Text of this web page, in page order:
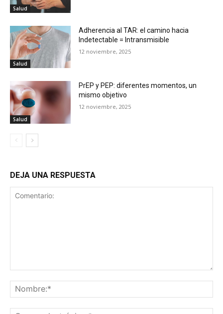
Salud
Salud
Adherencia al TAR: el camino hacia
Indetectable = Intransmisible
12 noviembre, 2025
Salud
PrEP y PEP: diferentes momentos, un
mismo objetivo
12 noviembre, 2025
DEJA UNA RESPUESTA